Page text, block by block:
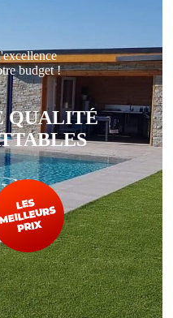
budget !
QUALITÉ